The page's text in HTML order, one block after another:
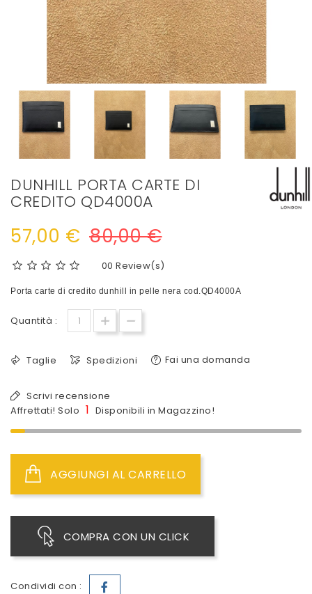
DUNHILL PORTA CARTE DI
CREDITO QD4000A
57,00 € 80,00 €
00 Review(s)
Porta carte di credito dunhill in pelle nera cod.QD4000A
Quantità :
Taglie Spedizioni Fai una domanda
Scrivi recensione
Affrettati! Solo 1 Disponibili in Magazzino!
AGGIUNGI AL CARRELLO
COMPRA CON UN CLICK
Condividi con :